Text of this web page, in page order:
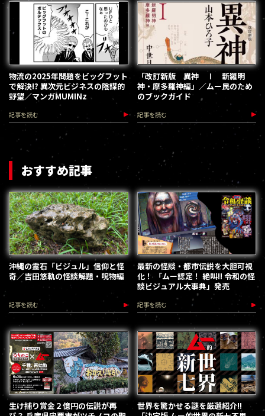
物流の2025年問題をビッグフット
で解決!? 異次元ビジネスの陰謀的
野望／マンガMUMINz
記事を読む
「改訂新版 異神 Ⅰ 新羅明
神・摩多羅神編」／ムー民のため
のブックガイド
記事を読む
おすすめ記事
沖縄の霊石「ビジュル」信仰と怪
奇／吉田悠軌の怪談解題・呪物編
記事を読む
最新の怪談・都市伝説を大胆可視
化！ 「ムー認定！ 絶叫!! 令和の怪
談ビジュアル大事典」発売
記事を読む
生け捕り賞金２億円の伝説が再
世界を驚かせる謎を厳選紹介!!